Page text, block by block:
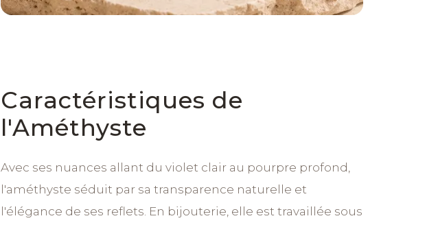
Caractéristiques de
l'Améthyste
Avec ses nuances allant du violet clair au pourpre profond,
l'améthyste séduit par sa transparence naturelle et
l'élégance de ses reflets. En bijouterie, elle est travaillée sous